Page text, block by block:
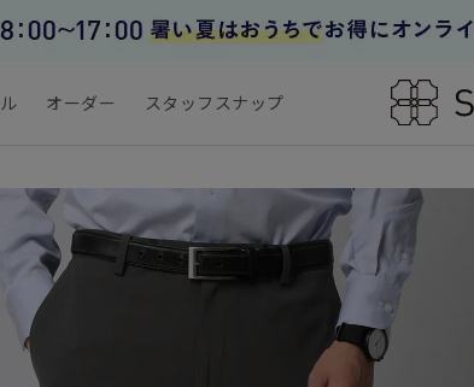
オーダー スタッフスナップ